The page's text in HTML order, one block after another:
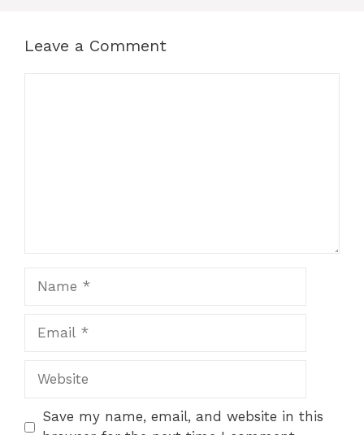
Leave a Comment
Website
Save my name, email, and website in this